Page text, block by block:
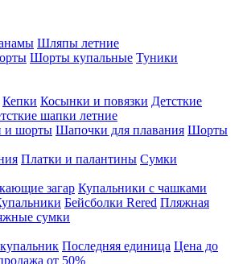
Шляпы летние
Шорты купальные Туники
Кепки Косынки и повязки Детсткие
шапки летние
и шорты Шапочки для плавания Шорты
Платки и палантины Сумки
загар Купальники с чашками
Бейсболки Rered Пляжная
сумки
Последняя единица Цена до
от 50%